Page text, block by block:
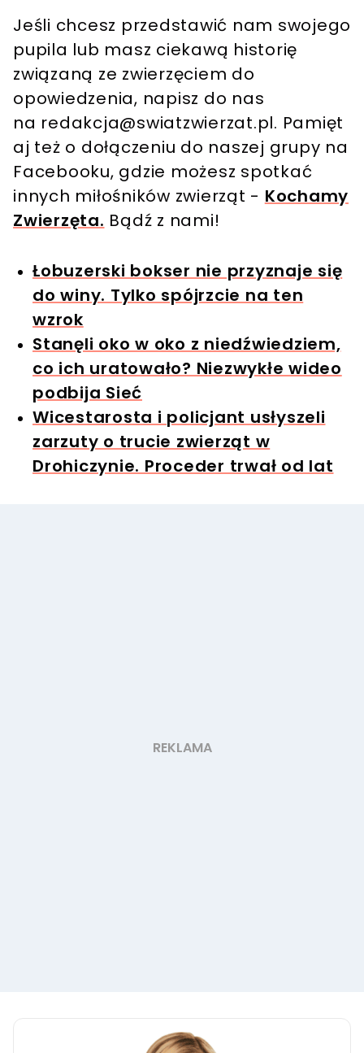
Jeśli chcesz przedstawić nam swojego
pupila lub masz ciekawą historię
związaną ze zwierzęciem do
opowiedzenia, napisz do nas
na redakcja@swiatzwierzat.pl. Pamięt
aj też o dołączeniu do naszej grupy na
Facebooku, gdzie możesz spotkać
innych miłośników zwierząt - Kochamy
Zwierzęta. Bądź z nami!
Łobuzerski bokser nie przyznaje się
do winy. Tylko spójrzcie na ten
wzrok
Stanęli oko w oko z niedźwiedziem,
co ich uratowało? Niezwykłe wideo
podbija Sieć
Wicestarosta i policjant usłyszeli
zarzuty o trucie zwierząt w
Drohiczynie. Proceder trwał od lat